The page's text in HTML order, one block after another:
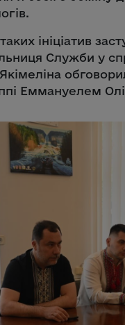
ініціатив
Служби у
Якімеліна
Еммануелем